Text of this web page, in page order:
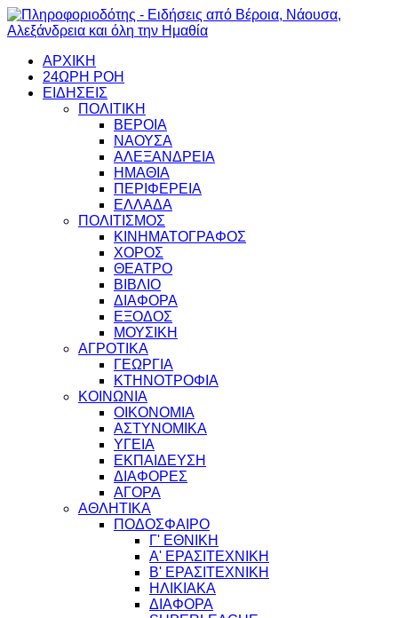
ΑΡΧΙΚΗ
24ΩΡΗ ΡΟΗ
ΕΙΔΗΣΕΙΣ
ΠΟΛΙΤΙΚΗ
ΒΕΡΟΙΑ
ΝΑΟΥΣΑ
ΑΛΕΞΑΝΔΡΕΙΑ
ΗΜΑΘΙΑ
ΠΕΡΙΦΕΡΕΙΑ
ΕΛΛΑΔΑ
ΠΟΛΙΤΙΣΜΟΣ
ΚΙΝΗΜΑΤΟΓΡΑΦΟΣ
ΧΟΡΟΣ
ΘΕΑΤΡΟ
ΒΙΒΛΙΟ
ΔΙΑΦΟΡΑ
ΕΞΟΔΟΣ
ΜΟΥΣΙΚΗ
ΑΓΡΟΤΙΚΑ
ΓΕΩΡΓΙΑ
ΚΤΗΝΟΤΡΟΦΙΑ
ΚΟΙΝΩΝΙΑ
ΟΙΚΟΝΟΜΙΑ
ΑΣΤΥΝΟΜΙΚΑ
ΥΓΕΙΑ
ΕΚΠΑΙΔΕΥΣΗ
ΔΙΑΦΟΡΕΣ
ΑΓΟΡΑ
ΑΘΛΗΤΙΚΑ
ΠΟΔΟΣΦΑΙΡΟ
Γ' ΕΘΝΙΚΗ
Α' ΕΡΑΣΙΤΕΧΝΙΚΗ
Β' ΕΡΑΣΙΤΕΧΝΙΚΗ
ΗΛΙΚΙΑΚΑ
ΔΙΑΦΟΡΑ